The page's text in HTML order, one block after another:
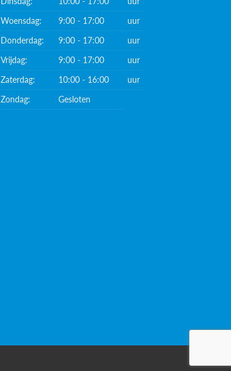
Woensdag:
9:00 - 17:00
uur
Donderdag:
9:00 - 17:00
uur
Vrijdag:
9:00 - 17:00
uur
Zaterdag:
10:00 - 16:00
uur
Zondag:
Gesloten